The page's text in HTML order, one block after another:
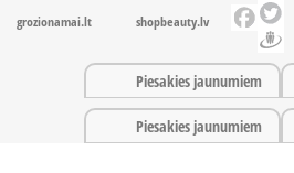
grozionamai.lt shopbeauty.lv
Piesakies jaunumiem
Piesakies jaunumiem